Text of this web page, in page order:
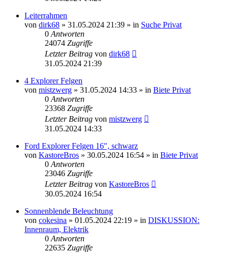
Leiterrahmen
von dirk68 » 31.05.2024 21:39 » in Suche Privat
0 Antworten
24074 Zugriffe
Letzter Beitrag von dirk68
31.05.2024 21:39
4 Explorer Felgen
von mistzwerg » 31.05.2024 14:33 » in Biete Privat
0 Antworten
23368 Zugriffe
Letzter Beitrag von mistzwerg
31.05.2024 14:33
Ford Explorer Felgen 16", schwarz
von KastoreBros » 30.05.2024 16:54 » in Biete Privat
0 Antworten
23046 Zugriffe
Letzter Beitrag von KastoreBros
30.05.2024 16:54
Sonnenblende Beleuchtung
von cokesina » 01.05.2024 22:19 » in DISKUSSION:
Innenraum, Elektrik
0 Antworten
22635 Zugriffe